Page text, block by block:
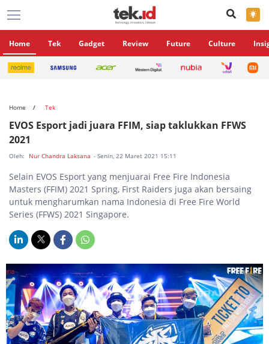
×
Home Tek Gadget Review Future Culture
Home Tek
EVOS Esport jadi juara FFIM, siap taklukkan FFWS
2021
Oleh: Nur Chandra Laksana - Senin, 22 Maret 2021 15:11
Selain EVOS Esport yang menjuarai Free Fire Indonesia
Masters (FFIM) 2021 Spring, First Raiders juga akan bersaing
untuk mengharumkan nama Indonesia di Free Fire World
Series (FFWS) 2021 Singapore.